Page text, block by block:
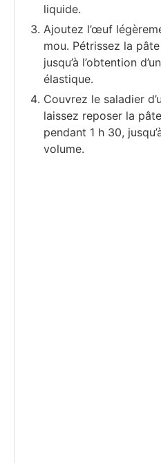
liquide.
Ajoutez l’œuf
mou. Pétrissez la
jusqu’à l’obtention
élastique.
Couvrez le saladier
laissez reposer la
pendant 1 h 30,
volume.